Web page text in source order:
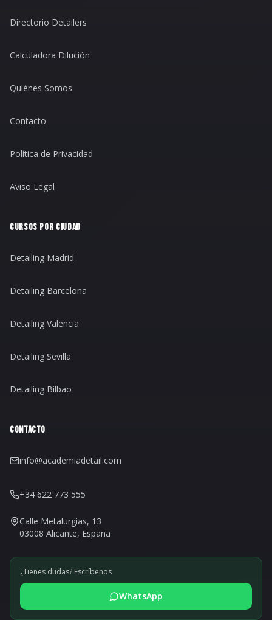
Directorio Detailers
Calculadora Dilución
Quiénes Somos
Contacto
Política de Privacidad
Aviso Legal
CURSOS POR CIUDAD
Detailing Madrid
Detailing Barcelona
Detailing Valencia
Detailing Sevilla
Detailing Bilbao
CONTACTO
info@academiadetail.com
+34 622 773 555
Calle Metalurgias, 13
03008 Alicante, España
¿Tienes dudas? Escríbenos
WhatsApp